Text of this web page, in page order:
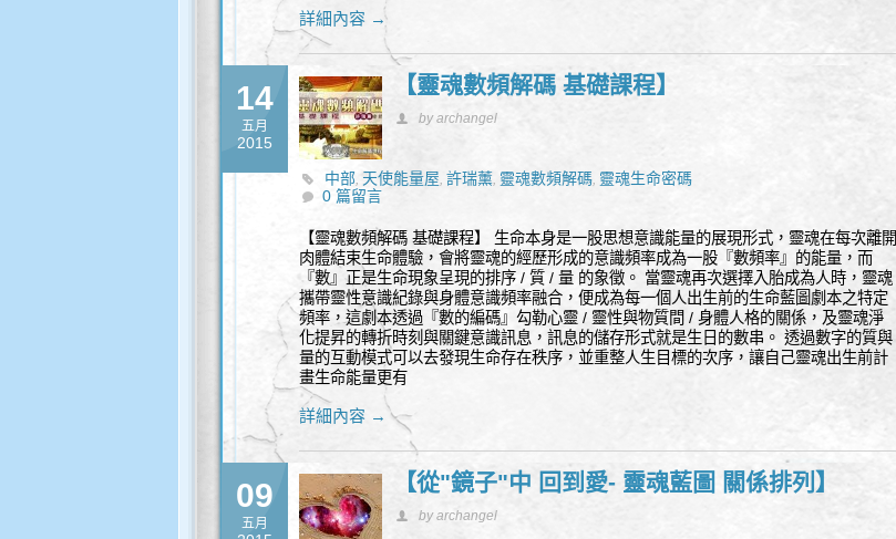
詳細內容 →
14
五月
2015
【靈魂數頻解碼 基礎課程】
by archangel
中部, 天使能量屋, 許瑞薰, 靈魂數頻解碼, 靈魂生命密碼
0 篇留言
【靈魂數頻解碼 基礎課程】 生命本身是一股思想意識能量的展現形式，靈魂在每次離開
肉體結束生命體驗，會將靈魂的經歷形成的意識頻率成為一股『數頻率』的能量，而
『數』正是生命現象呈現的排序 / 質 / 量 的象徵。 當靈魂再次選擇入胎成為人時，靈魂
攜帶靈性意識紀錄與身體意識頻率融合，便成為每一個人出生前的生命藍圖劇本之特定
頻率，這劇本透過『數的編碼』勾勒心靈 / 靈性與物質間 / 身體人格的關係，及靈魂淨
化提昇的轉折時刻與關鍵意識訊息，訊息的儲存形式就是生日的數串。 透過數字的質與
量的互動模式可以去發現生命存在秩序，並重整人生目標的次序，讓自己靈魂出生前計
畫生命能量更有
詳細內容 →
09
五月
【從"鏡子"中 回到愛- 靈魂藍圖 關係排列】
by archangel